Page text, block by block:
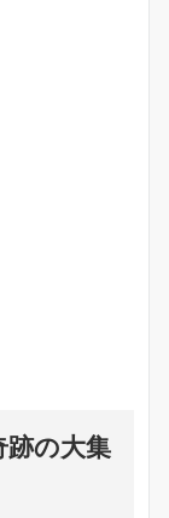
の大集